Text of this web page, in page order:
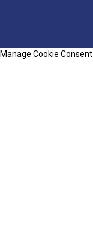
Manage Cookie Consent